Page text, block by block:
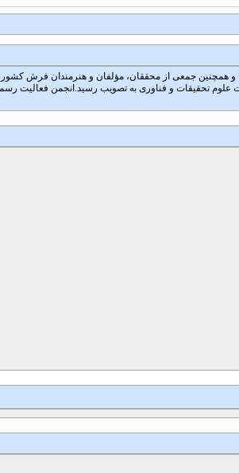
مؤسسات آموزش‌عالی ذیربط، وزارتخانه‌ها و همچنین جمعی از محققان،